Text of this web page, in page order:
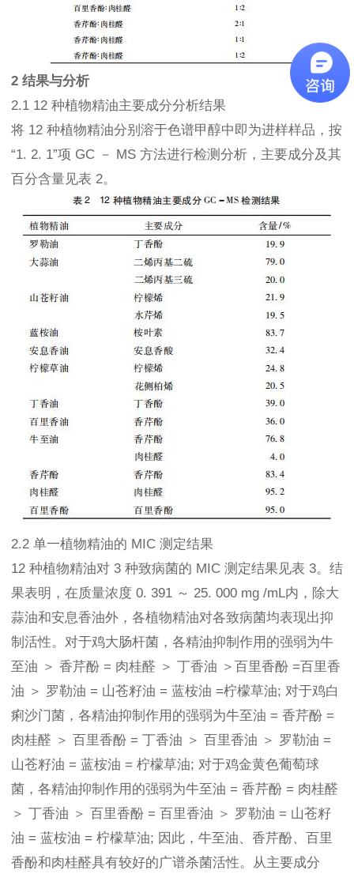
2 结果与分析
2.1 12 种植物精油主要成分分析结果
将 12 种植物精油分别溶于色谱甲醇中即为进样样品，按
“1. 2. 1”项 GC － MS 方法进行检测分析，主要成分及其
百分含量见表 2。
2.2 单一植物精油的 MIC 测定结果
12 种植物精油对 3 种致病菌的 MIC 测定结果见表 3。结
果表明，在质量浓度 0. 391 ～ 25. 000 mg /mL内，除大
蒜油和安息香油外，各植物精油对各致病菌均表现出抑
制活性。对于鸡大肠杆菌，各精油抑制作用的强弱为牛
至油 ＞ 香芹酚 = 肉桂醛 ＞ 丁香油 ＞百里香酚 =百里香
油 ＞ 罗勒油 = 山苍籽油 = 蓝桉油 =柠檬草油; 对于鸡白
痢沙门菌，各精油抑制作用的强弱为牛至油 = 香芹酚 =
肉桂醛 ＞ 百里香酚 = 丁香油 ＞ 百里香油 ＞ 罗勒油 =
山苍籽油 = 蓝桉油 = 柠檬草油; 对于鸡金黄色葡萄球
菌，各精油抑制作用的强弱为牛至油 = 香芹酚 = 肉桂醛
＞ 丁香油 ＞ 百里香酚 = 百里香油 ＞ 罗勒油 = 山苍籽
油 = 蓝桉油 = 柠檬草油; 因此，牛至油、香芹酚、百里
香酚和肉桂醛具有较好的广谱杀菌活性。从主要成分